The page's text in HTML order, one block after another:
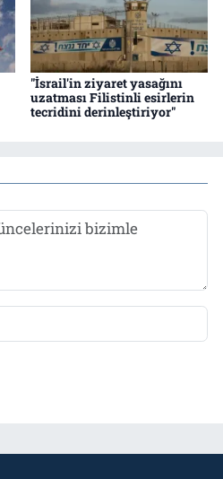
"İsrail'in ziyaret yasağını
uzatması Filistinli esirlerin
tecridini derinleştiriyor"